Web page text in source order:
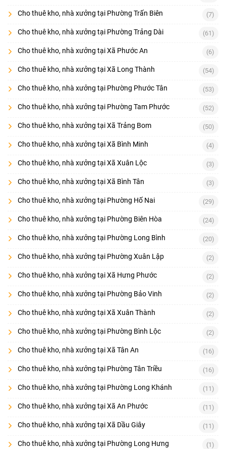
Cho thuê kho, nhà xưởng tại Phường Trấn Biên (7)
Cho thuê kho, nhà xưởng tại Phường Trảng Dài (61)
Cho thuê kho, nhà xưởng tại Xã Phước An (6)
Cho thuê kho, nhà xưởng tại Xã Long Thành (54)
Cho thuê kho, nhà xưởng tại Phường Phước Tân (53)
Cho thuê kho, nhà xưởng tại Phường Tam Phước (52)
Cho thuê kho, nhà xưởng tại Xã Trảng Bom (50)
Cho thuê kho, nhà xưởng tại Xã Bình Minh (4)
Cho thuê kho, nhà xưởng tại Xã Xuân Lộc (3)
Cho thuê kho, nhà xưởng tại Xã Bình Tân (3)
Cho thuê kho, nhà xưởng tại Phường Hố Nai (29)
Cho thuê kho, nhà xưởng tại Phường Biên Hòa (24)
Cho thuê kho, nhà xưởng tại Phường Long Bình (20)
Cho thuê kho, nhà xưởng tại Phường Xuân Lập (2)
Cho thuê kho, nhà xưởng tại Xã Hưng Phước (2)
Cho thuê kho, nhà xưởng tại Phường Bảo Vinh (2)
Cho thuê kho, nhà xưởng tại Xã Xuân Thành (2)
Cho thuê kho, nhà xưởng tại Phường Bình Lộc (2)
Cho thuê kho, nhà xưởng tại Xã Tân An (16)
Cho thuê kho, nhà xưởng tại Phường Tân Triều (16)
Cho thuê kho, nhà xưởng tại Phường Long Khánh (11)
Cho thuê kho, nhà xưởng tại Xã An Phước (11)
Cho thuê kho, nhà xưởng tại Xã Dầu Giây (11)
Cho thuê kho, nhà xưởng tại Phường Long Hưng (1)